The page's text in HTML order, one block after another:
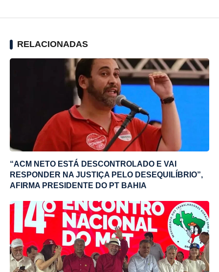
RELACIONADAS
“ACM NETO ESTÁ DESCONTROLADO E VAI
RESPONDER NA JUSTIÇA PELO DESEQUILÍBRIO”,
AFIRMA PRESIDENTE DO PT BAHIA